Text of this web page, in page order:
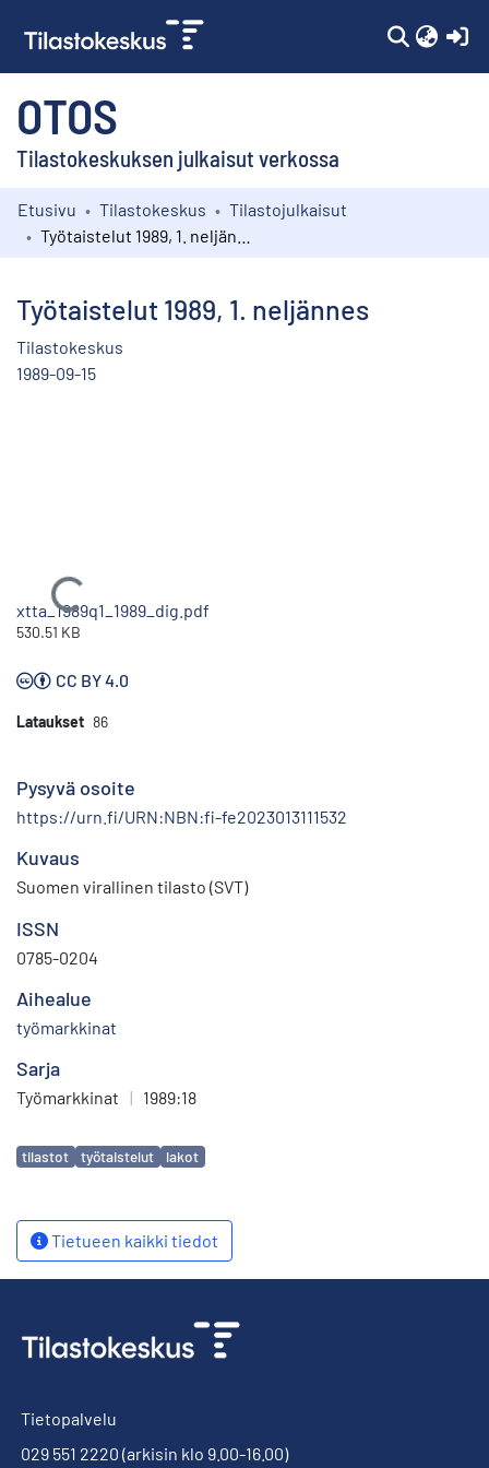
OTOS
Tilastokeskuksen julkaisut verkossa
Kokoelmat
Etusivu Tilastokeskus
Tilastojulkaisut
Työtaistelut 1989, 1. neljännes
Tilastokeskus
1989-09-15
Ladataan...
xtta_1989q1_1989_dig.pdf
530.51 KB
CC BY 4.0
Lataukset 86
Pysyvä osoite
https://urn.fi/URN:NBN:fi-fe2023013111532
Kuvaus
Suomen virallinen tilasto (SVT)
ISSN
0785-0204
Aihealue
työmarkkinat
Sarja
Työmarkkinat | 1989:18
Avainsanat
tilastot työtaistelut lakot
Tietueen kaikki tiedot
Tietopalvelu
029 551 2220 (arkisin klo 9.00-16.00)